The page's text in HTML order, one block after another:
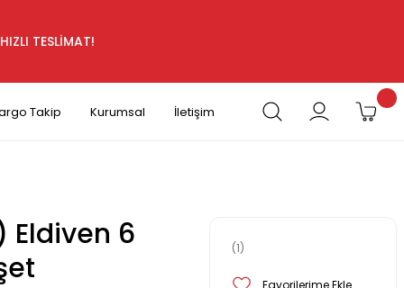
TESLİMAT!
Takip Kurumsal İletişim
Eldiven 6
(1)